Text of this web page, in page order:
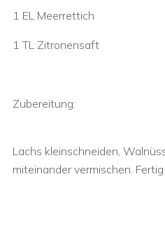
1 EL Meerrettich
1 TL Zitronensaft
Zubereitung:
Lachs kleinschneiden,
miteinander vermischen. Fertig